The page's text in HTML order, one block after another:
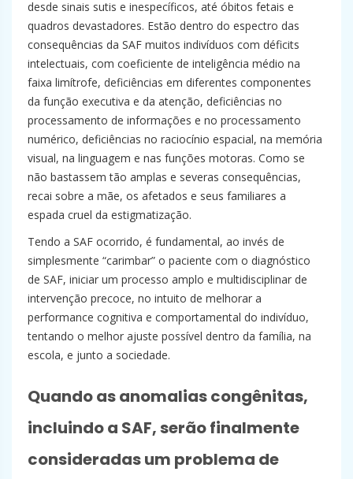
desde sinais sutis e inespecíficos, até óbitos fetais e
quadros devastadores. Estão dentro do espectro das
consequências da SAF muitos indivíduos com déficits
intelectuais, com coeficiente de inteligência médio na
faixa limítrofe, deficiências em diferentes componentes
da função executiva e da atenção, deficiências no
processamento de informações e no processamento
numérico, deficiências no raciocínio espacial, na memória
visual, na linguagem e nas funções motoras. Como se
não bastassem tão amplas e severas consequências,
recai sobre a mãe, os afetados e seus familiares a
espada cruel da estigmatização.
Tendo a SAF ocorrido, é fundamental, ao invés de
simplesmente “carimbar” o paciente com o diagnóstico
de SAF, iniciar um processo amplo e multidisciplinar de
intervenção precoce, no intuito de melhorar a
performance cognitiva e comportamental do indivíduo,
tentando o melhor ajuste possível dentro da família, na
escola, e junto a sociedade.
Quando as anomalias congênitas,
incluindo a SAF, serão finalmente
consideradas um problema de